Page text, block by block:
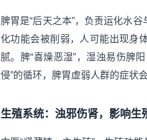
脾胃是“后天之本”，负责运化水
化功能会被削弱，人可能出现身
腻。脾“喜燥恶湿”，湿浊易伤脾
侵”的循环，脾胃虚弱人群的症状会
生殖系统：浊邪伤肾，影响生